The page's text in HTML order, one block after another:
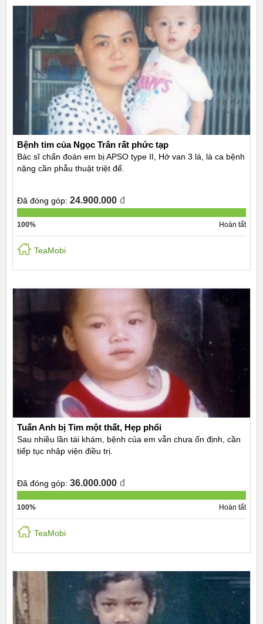
Bệnh tim của Ngọc Trân rất phức tạp
Bác sĩ chẩn đoán em bị APSO type II, Hở van 3 lá, là ca bệnh
nặng cần phẫu thuật triệt để.
Đã đóng góp: 24.900.000 đ
100% Hoàn tất
TeaMobi
Tuấn Anh bị Tim một thất, Hẹp phổi
Sau nhiều lần tái khám, bệnh của em vẫn chưa ổn định, cần
tiếp tục nhập viện điều trị.
Đã đóng góp: 36.000.000 đ
100% Hoàn tất
TeaMobi